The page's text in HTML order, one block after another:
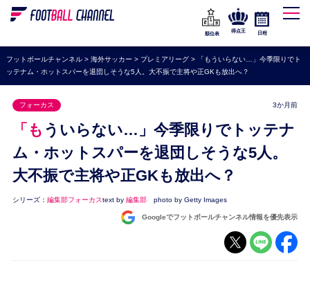
WEリーグ
海外サッカー
プレミアリーグ
ラ・リーガ
セリエA
ブンデスリーガ
UEFA
ナショナルチーム
順位表
得点王 日程
フットボールチャンネル> 海外サッカー > プレミアリーグ>
「もういらない…」今季限りでト
ッテナム・ホットスパーを退団しそうな5人。大不振で主将や正GKも放出へ？
フォーカス 3か月前
「もういらない…」今季限りでトッテナ
ム・ホットスパーを退団しそうな5人。
大不振で主将や正GKも放出へ？
シリーズ： 編集部フォーカスtext by 編集部 photo by Getty Images
Googleでフットボールチャンネル情報を優先表示